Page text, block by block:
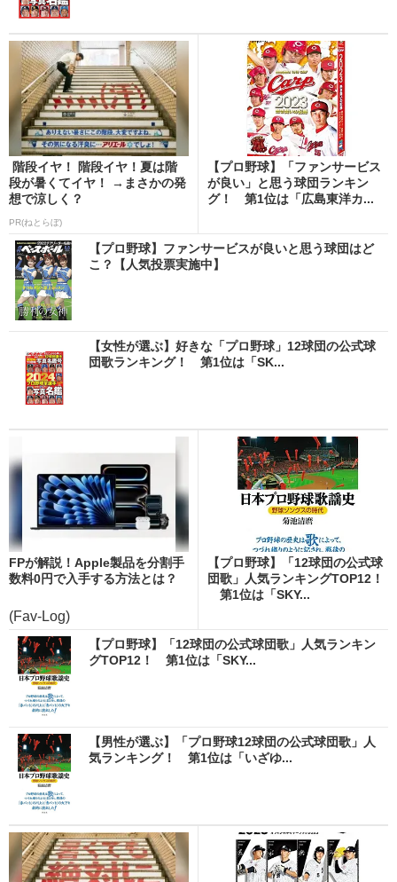
階段イヤ！ 階段イヤ！夏は階
段が暑くてイヤ！ →まさかの発
想で涼しく？
PR(ねとらぼ)
【プロ野球】「ファンサービス
が良い」と思う球団ランキン
グ！ 第1位は「広島東洋カ...
【プロ野球】ファンサービスが良いと思う球団はど
こ？【人気投票実施中】
【女性が選ぶ】好きな「プロ野球」12球団の公式球
団歌ランキング！ 第1位は「SK...
FPが解説！Apple製品を分割手
数料0円で入手する方法とは？
(Fav-Log)
【プロ野球】「12球団の公式球
団歌」人気ランキングTOP12！
第1位は「SKY...
【プロ野球】「12球団の公式球団歌」人気ランキン
グTOP12！ 第1位は「SKY...
【男性が選ぶ】「プロ野球12球団の公式球団歌」人
気ランキング！ 第1位は「いざゆ...